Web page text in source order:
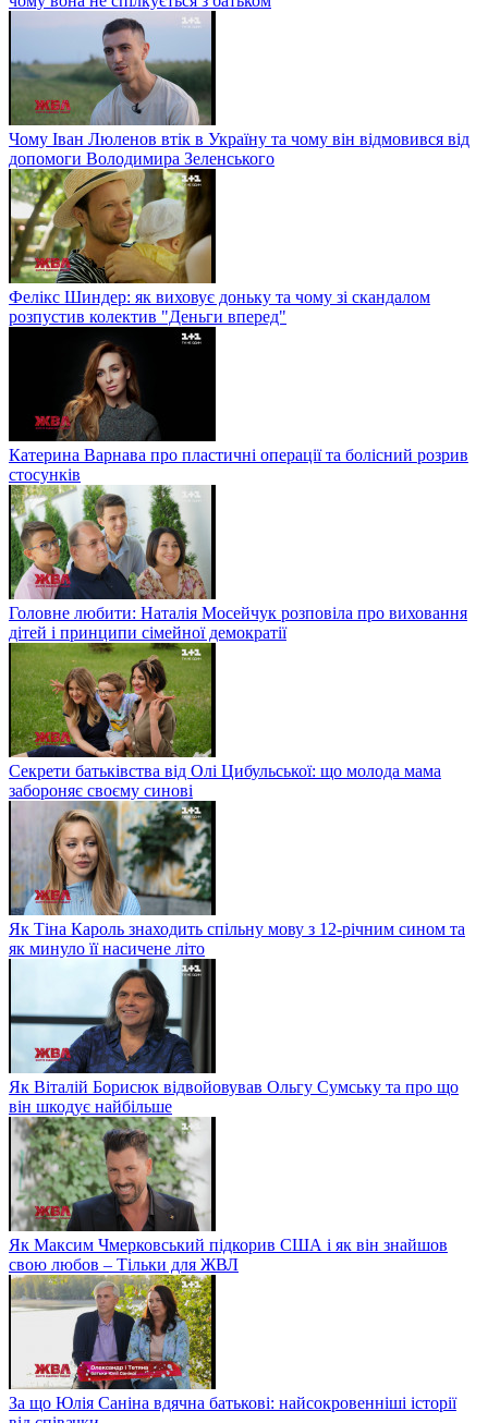
Чому Іван Люленов втік в Україну та чому він відмовився від
допомоги Володимира Зеленського
Фелікс Шиндер: як виховує доньку та чому зі скандалом
розпустив колектив "Деньги вперед"
Катерина Варнава про пластичні операції та болісний розрив
стосунків
Головне любити: Наталія Мосейчук розповіла про виховання
дітей і принципи сімейної демократії
Секрети батьківства від Олі Цибульської: що молода мама
забороняє своєму синові
Як Тіна Кароль знаходить спільну мову з 12-річним сином та
як минуло її насичене літо
Як Віталій Борисюк відвойовував Ольгу Сумську та про що
він шкодує найбільше
Як Максим Чмерковський підкорив США і як він знайшов
свою любов – Тільки для ЖВЛ
За що Юлія Саніна вдячна батькові: найсокровенніші історії